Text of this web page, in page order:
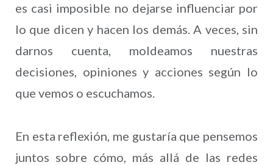
es casi imposible no dejarse influenciar por
lo que dicen y hacen los demás. A veces, sin
darnos cuenta, moldeamos nuestras
decisiones, opiniones y acciones según lo
que vemos o escuchamos.
En esta reflexión, me gustaría que pensemos
juntos sobre cómo, más allá de las redes